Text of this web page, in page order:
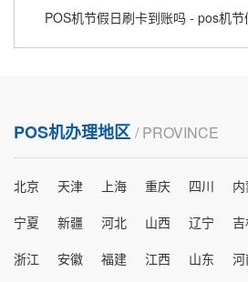
POS机节假日刷卡到账吗 - pos机
POS机办理地区 / PROVINCE
北京 天津 上海 重庆 四川
宁夏
新疆 河北 山西 辽宁
浙江
安徽 福建 江西 山东